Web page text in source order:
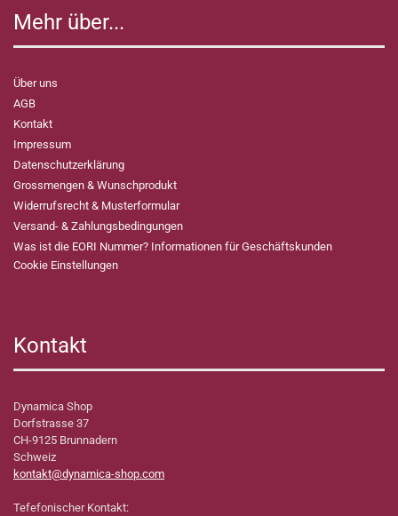
Mehr über...
Über uns
AGB
Kontakt
Impressum
Datenschutzerklärung
Grossmengen & Wunschprodukt
Widerrufsrecht & Musterformular
Versand- & Zahlungsbedingungen
Was ist die EORI Nummer? Informationen für Geschäftskunden
Cookie Einstellungen
Kontakt
Dynamica Shop
Dorfstrasse 37
CH-9125 Brunnadern
Schweiz
kontakt@dynamica-shop.com
Tefefonischer Kontakt: